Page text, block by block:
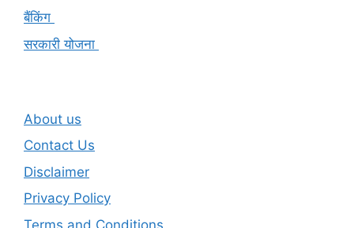
बैंकिंग
सरकारी योजना
About us
Contact Us
Disclaimer
Privacy Policy
Terms and Conditions